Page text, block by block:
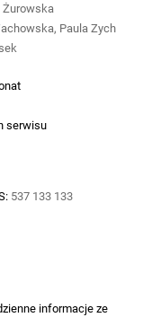
serwisu
537 133 133
Żurowska
Paula Zych
informacje ze